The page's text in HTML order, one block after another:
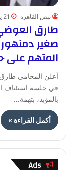
نبض القاهرة 21 يونيو، 2025
طارق
صغير
المتهم على
أعلن المحامي
في جلسة استئناف
بالمؤبد، بتهمة…
أكمل القراءة »
Ads